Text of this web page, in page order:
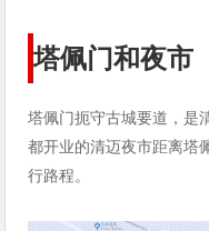
塔佩门和夜市
塔佩门扼守古城要道，是
都开业的清迈夜市距离塔
行路程。